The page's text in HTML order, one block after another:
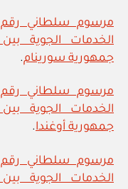
الخدمات الجوية
جمهورية سورينام.
الخدمات الجوية
جمهورية أوغندا.
الخدمات الجوية